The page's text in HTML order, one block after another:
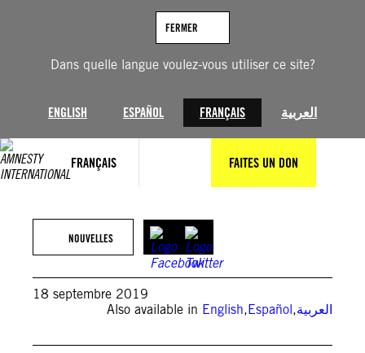
Dans quelle langue voulez-vous utiliser ce site?
ENGLISH ESPAÑOL FRANÇAIS العربية
FERMER
FRANÇAIS FAITES UN DON
NOUVELLES
18 septembre 2019
Also available in English,Español,العربية